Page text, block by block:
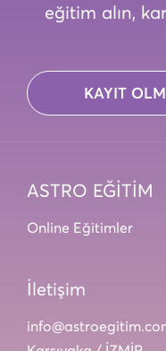
eğitim alın,
KAYIT
ASTRO EĞİTİM
Online Eğitimler
İletişim